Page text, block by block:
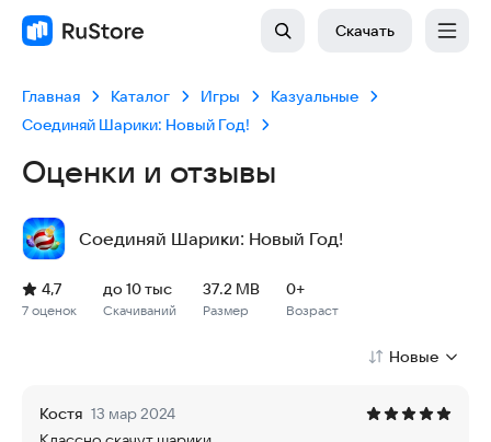
Скачать
Главная Каталог Игры
Казуальные
Соединяй Шарики: Новый Год!
Оценки и отзывы
Соединяй Шарики: Новый Год!
Рейтинг: 4,7, 7 оценок
Скачиваний: до 10 тыс
Размер файла: 37.2 MB
Возрастное ограничение: 37.2 MB
7 оценок
4,7
Скачиваний
до 10 тыс
Размер
37.2 MB
Возраст
0+
Новые
Костя 13 мар 2024